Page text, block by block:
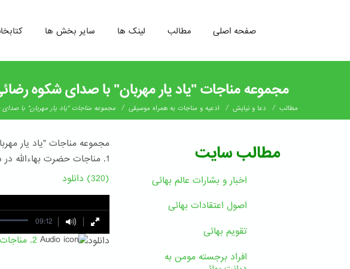
رفتن
سایر بخش ها لینک ها مطالب صفحه اصلی
مجموعه مناجات "یاد یار مهربان" با صدای شکوه
مطالب / دعا و نیایش / ادعیه و مناجات به همراه موسیقی / مجموعه مناجات "یاد یار مهربان" با
مجموعه مناجات "یاد یار
1. مناجات حضرت بهاءالله در دستگاه چهار گاه
(320) دانلود
09:12
دانلود 2. مناجات حضرت بهاءالله در دستگاه شور
مطالب سایت
اخبار و بشارات عالم بهائى
اصول اعتقادات بهائی
تقویم بهائی
افراد برجسته مومن به